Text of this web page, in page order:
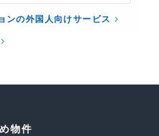
ンの外国人向けサービス
物件